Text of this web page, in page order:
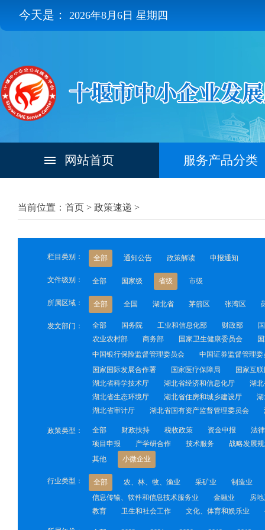
今天是： 2026年8月6日 星期四
网站首页 服务产品分类
当前位置：首页 > 政策速递 >
栏目类别： 全部 通知公告 政策解读 申报通知
文件级别： 全部 国家级 省级 市级
所属区域： 全部 全国 湖北省 茅箭区 张湾区
发文部门： 全部 国务院 工业和信息化部 财政部
农业农村部
商务部 国家卫生健康委员会
中国银行保险监督管理委员会
中国证券监督管理委
国家国际发展合作署
国家医疗保障局
国家互
湖北省科学技术厅
湖北省经济和信息化厅
湖
湖北省生态环境厅
湖北省住房和城乡建设厅
湖北省审计厅
湖北省国有资产监督管理委员会
政策类型： 全部 财政扶持 税收政策 资金申报
法
项目申报
产学研合作 技术服务
战略发展
其他
小微企业
行业类型： 全部 农、林、牧、渔业 采矿业
制造业
信息传输、软件和信息技术服务业
金融业
房
教育
卫生和社会工作 文化、体育和娱乐业